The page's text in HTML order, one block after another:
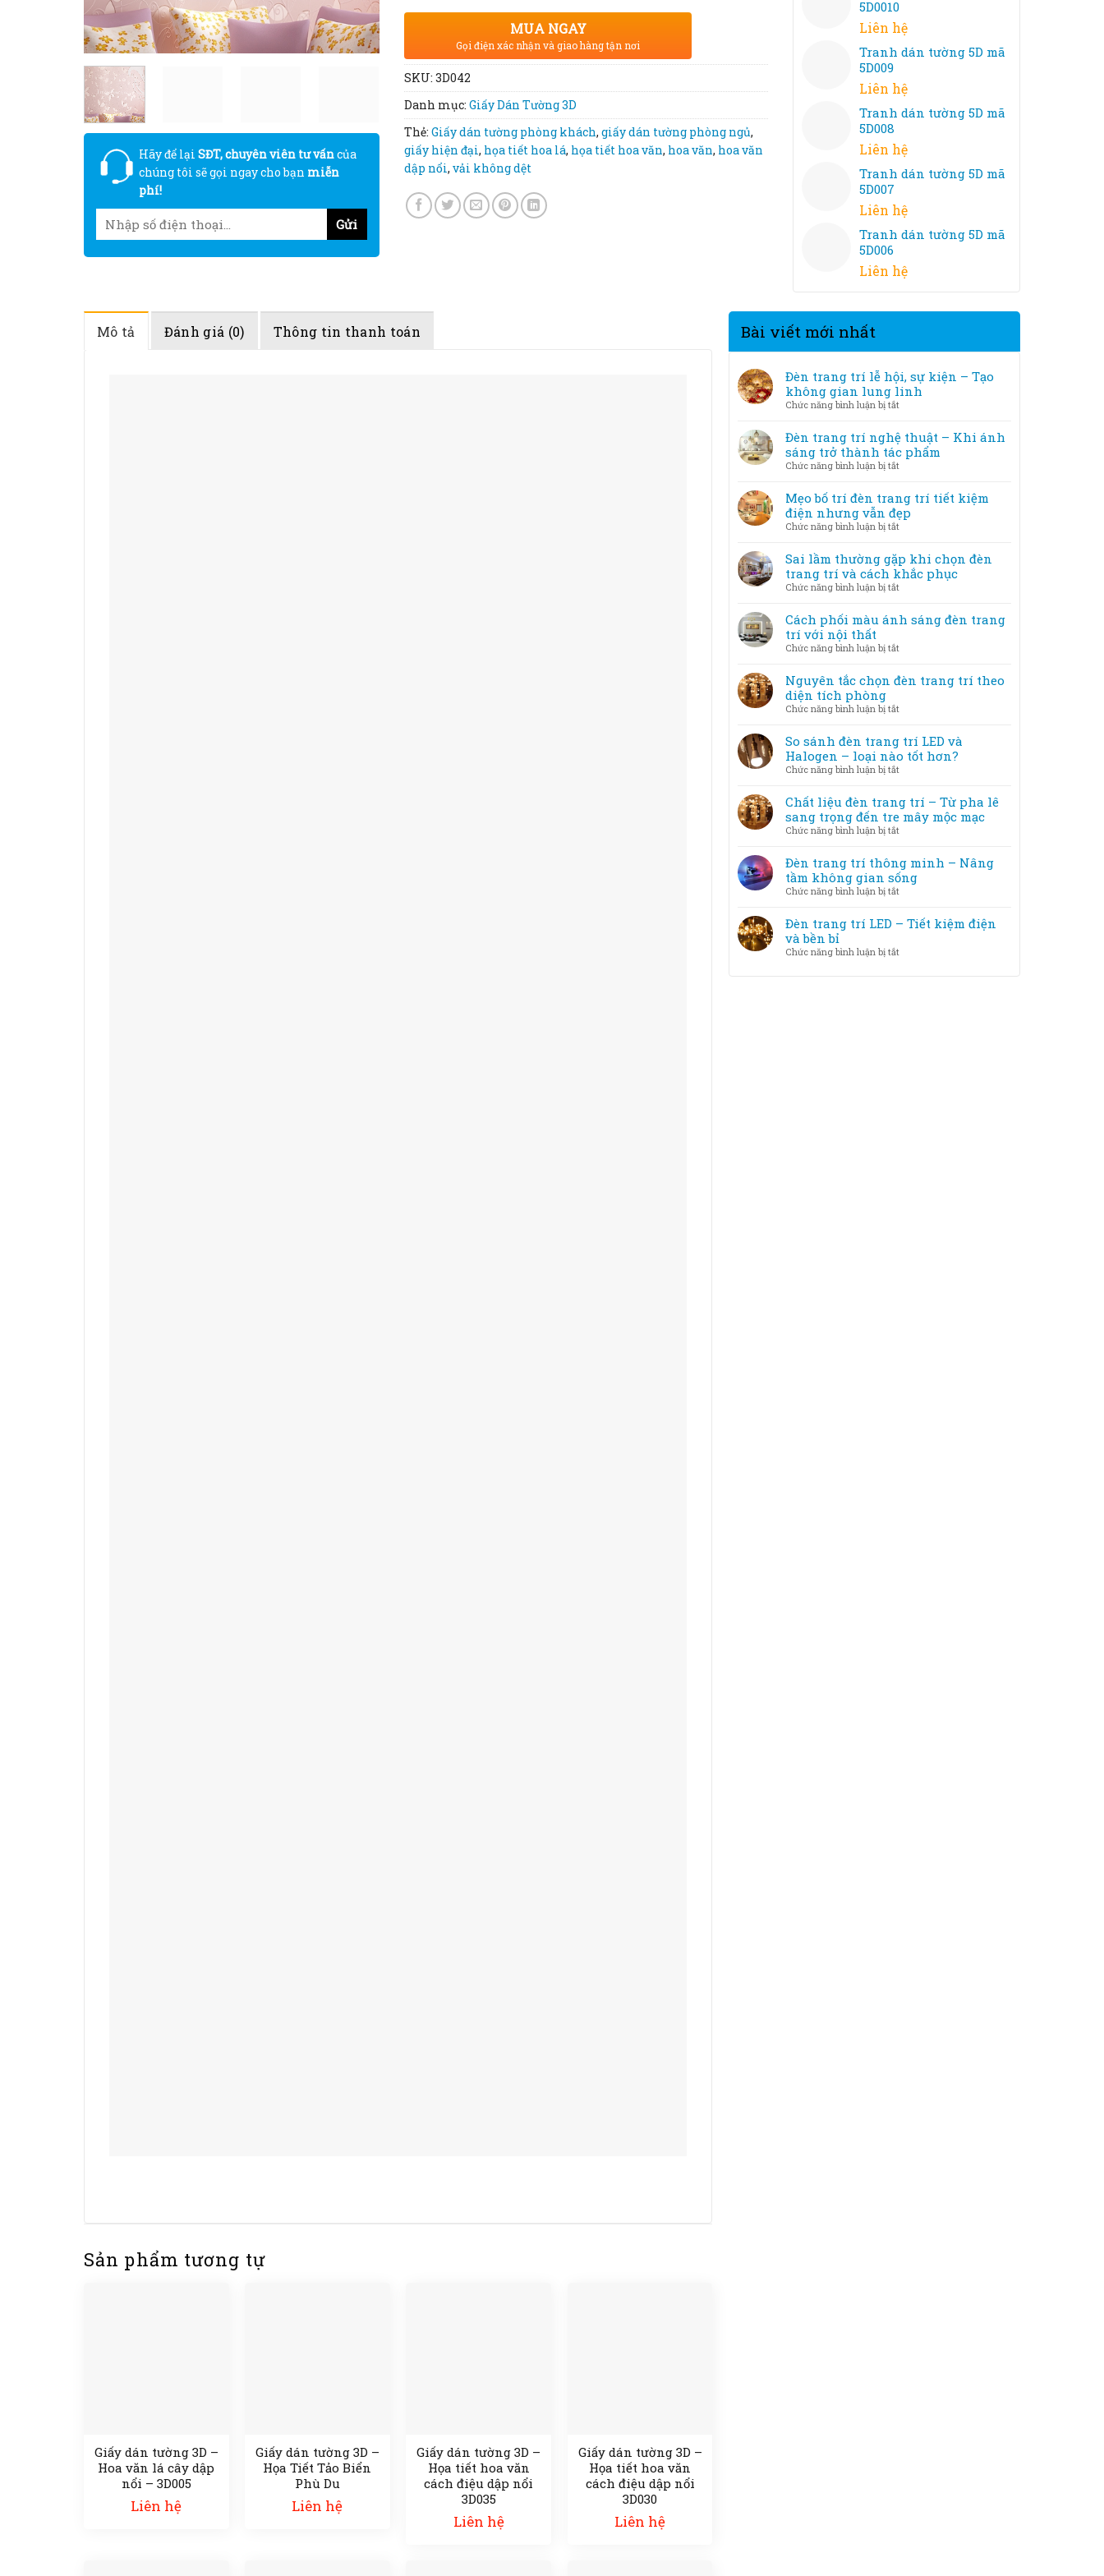
Hãy để lại SĐT, chuyên viên tư vấncủa
chúng tôi sẽ gọi ngay cho bạn miễn
phí!
MUA NGAY
Gọi điện xác nhận và giao hàng tận nơi
SKU: 3D042
Danh mục: Giấy Dán Tường 3D
Thẻ: Giấy dán tường phòng khách, giấy dán tường phòng ngủ,
giấy hiện đại, họa tiết hoa lá, họa tiết hoa văn, hoa văn, hoa văn
dập nổi, vải không dệt
5D0010
Liên hệ
Tranh dán tường 5D mã
5D009
Liên hệ
Tranh dán tường 5D mã
5D008
Liên hệ
Tranh dán tường 5D mã
5D007
Liên hệ
Tranh dán tường 5D mã
5D006
Liên hệ
Mô tả Đánh giá (0) Thông tin thanh toán
Sản phẩm tương tự
Giấy dán tường 3D –
Hoa văn lá cây dập
nổi – 3D005
Liên hệ
Giấy dán tường 3D –
Họa Tiết Tảo Biển
Phù Du
Liên hệ
Giấy dán tường 3D –
Họa tiết hoa văn
cách điệu dập nổi
3D035
Liên hệ
Giấy dán tường 3D –
Họa tiết hoa văn
cách điệu dập nổi
3D030
Liên hệ
Bài viết mới nhất
Đèn trang trí lễ hội, sự kiện – Tạo
không gian lung linh
Chức năng bình luận bị tắtở
trang
lễ
kiện
–
Tạo
gian
lung
linh
Đèn trang trí nghệ thuật – Khi ánh
sáng trở thành tác phẩm
Chức năng bình luận bị tắtở
trang
trí
nghệ
Khi
ánh
sáng
thành
phẩm
Mẹo bố trí đèn trang trí tiết kiệm
điện nhưng vẫn đẹp
Chức năng bình luận bị tắtở
trí
đèn
tiết
điện
vẫn
Sai lầm thường gặp khi chọn đèn
trang trí và cách khắc phục
Chức năng bình luận bị tắtở
lầm
đèn
trí
cách
khắc
phục
Cách phối màu ánh sáng đèn trang
trí với nội thất
Chức năng bình luận bị tắtở
phối
trang
trí
với
thất
Nguyên tắc chọn đèn trang trí theo
diện tích phòng
Chức năng bình luận bị tắtở
tắc
chọn
đèn
theo
diện
tích
So sánh đèn trang trí LED và
Halogen – loại nào tốt hơn?
Chức năng bình luận bị tắtở
sánh
đèn
trang
và
Halogen
–
nào
hơn?
Chất liệu đèn trang trí – Từ pha lê
sang trọng đến tre mây mộc mạc
Chức năng bình luận bị tắtở
đèn
trang
Từ
lê
Đèn trang trí thông minh – Nâng
tầm không gian sống
Chức năng bình luận bị tắtở
trang
Đèn trang trí LED – Tiết kiệm điện
và bền bỉ
Chức năng bình luận bị tắtở